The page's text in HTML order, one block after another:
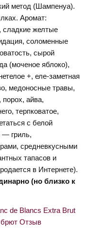
метод (Шампенуа).
Аромат:
сладкие желтые
соломенные
сырой
(моченое яблоко),
+, еле-заметная
медоносные травы,
порох, айва,
терпковатое,
с белой
— гриль,
средневкусными
тапасов и
в Интернете).
(но близко к